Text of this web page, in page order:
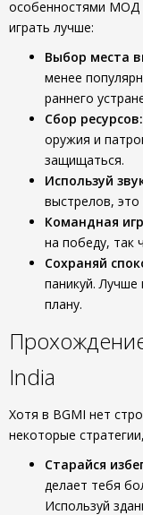
особенностями МОД
играть лучше:
Выбор места
менее
раннего
Сбор ресурсов:
оружия и
защищаться.
Используй
выстрелов,
Командная
на победу, так
Сохраняй
паникуй. Лучше
плану.
India
Хотя в BGMI нет
некоторые
Старайся
делает тебя
Используй